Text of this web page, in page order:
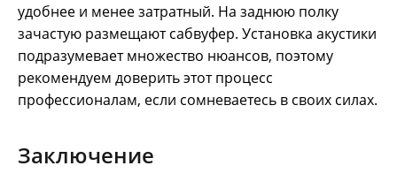
удобнее и менее затратный. На заднюю полку
зачастую размещают сабвуфер. Установка акустики
подразумевает множество нюансов, поэтому
рекомендуем доверить этот процесс
профессионалам, если сомневаетесь в своих силах.
Заключение